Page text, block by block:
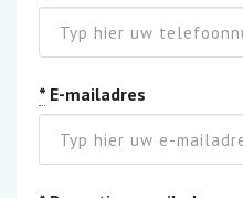
* E-mailadres